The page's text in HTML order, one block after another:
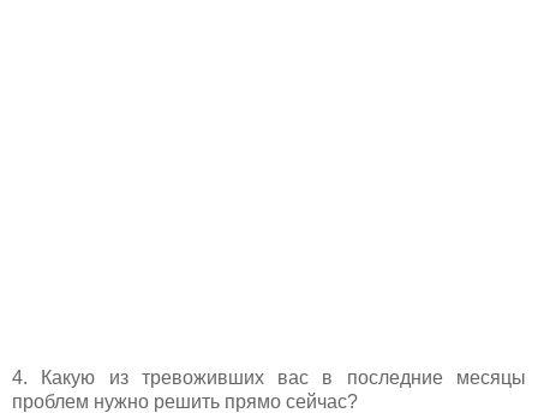
4. Какую из тревоживших вас в последние месяцы
проблем нужно решить прямо сейчас?